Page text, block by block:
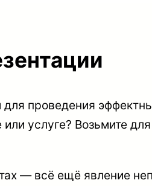
проведения
услуге? Возьмите
— всё ещё явление